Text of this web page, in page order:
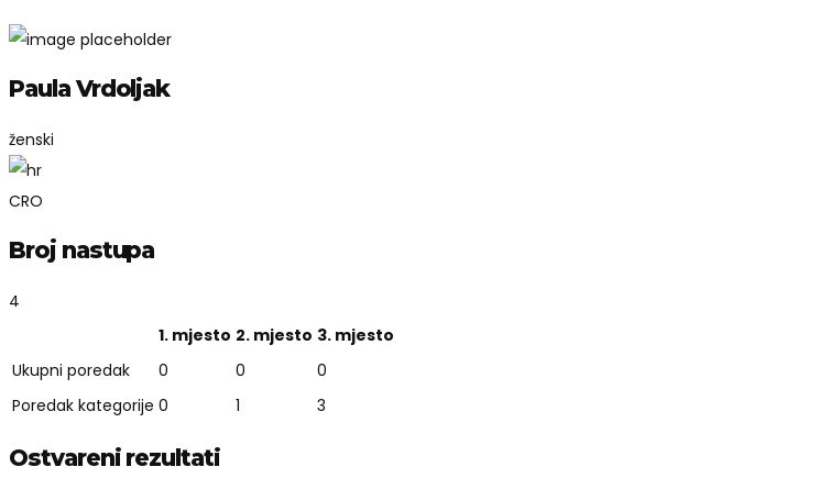
Paula Vrdoljak
ženski
CRO
Broj nastupa
4
1. mjesto 2. mjesto 3. mjesto
Ukupni poredak
0 0
0
Poredak kategorije 0 1 3
Ostvareni rezultati